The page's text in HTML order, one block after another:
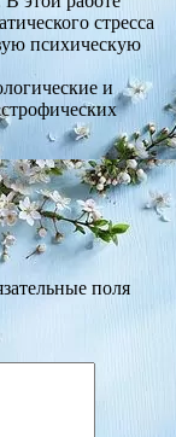
стресса
психическую
и
поля